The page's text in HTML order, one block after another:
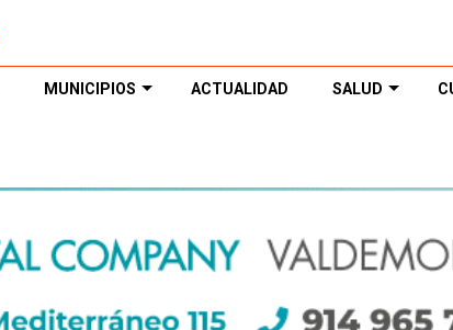
MUNICIPIOS ACTUALIDAD SALUD